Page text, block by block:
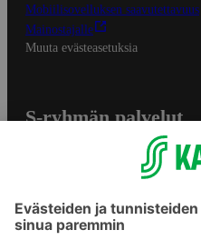
Mobiilisovelluksen saavutettavuus
Mainostajalle
Muuta evästeasetuksia
S-ryhmän palvelut
Yhteishyvä Ruoka -sovellus
S-ostoslista -sovellus